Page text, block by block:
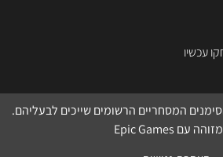
המסחריים הרשומים שייכים לבעליהם.
עם Epic Games